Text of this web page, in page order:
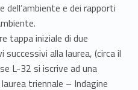
dell’ambiente e dei rapporti
tappa iniziale di due
alla laurea, (circa il
L-32 si iscrive ad una
triennale – Indagine